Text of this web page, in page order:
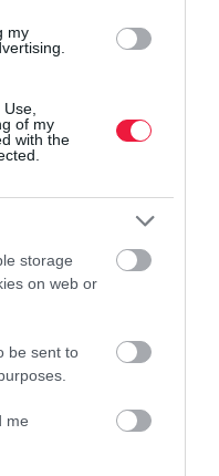
my
of my
with the
storage
on web or
be sent to
me